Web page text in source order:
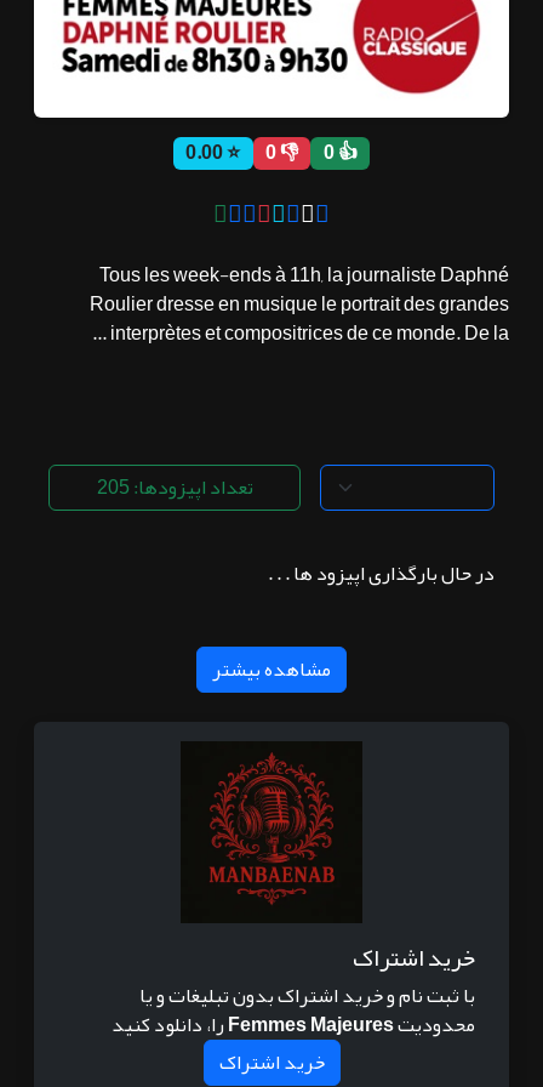
سوالات
متداول
👍 0
👎 0
⭐ 0.00
Tous les week-ends à 11h, la journaliste Daphné
Roulier dresse en musique le portrait des grandes
interprètes et compositrices de ce monde. De la ...
تعداد اپیزودها: 205
در حال بارگذاری اپیزود ها . . .
مشاهده بیشتر
خرید اشتراک
با ثبت نام و خرید اشتراک بدون تبلیغات و یا
محدودیتFemmes Majeuresرا، دانلود کنید
خرید اشتراک